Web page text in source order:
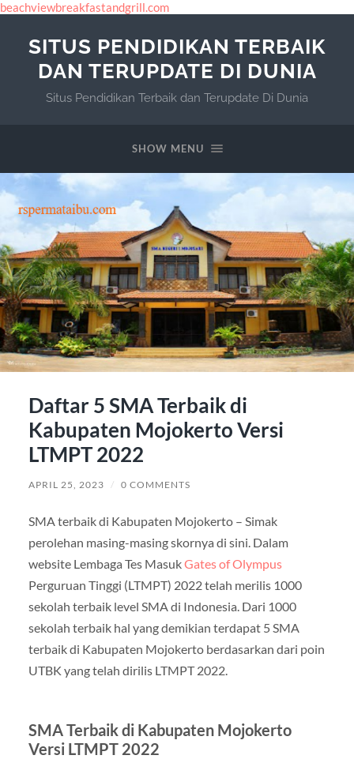
beachviewbreakfastandgrill.com
SITUS PENDIDIKAN TERBAIK
DAN TERUPDATE DI DUNIA
Situs Pendidikan Terbaik dan Terupdate Di Dunia
SHOW MENU
Daftar 5 SMA Terbaik di
Kabupaten Mojokerto Versi
LTMPT 2022
APRIL 25, 2023 / 0 COMMENTS
SMA terbaik di Kabupaten Mojokerto – Simak
perolehan masing-masing skornya di sini. Dalam
website Lembaga Tes MasukGates of Olympus
Perguruan Tinggi (LTMPT) 2022 telah merilis 1000
sekolah terbaik level SMA di Indonesia. Dari 1000
sekolah terbaik hal yang demikian terdapat 5 SMA
terbaik di Kabupaten Mojokerto berdasarkan dari poin
UTBK yang telah dirilis LTMPT 2022.
SMA Terbaik di Kabupaten Mojokerto
Versi LTMPT 2022